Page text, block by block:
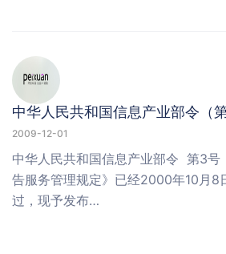
中华人民共和国信息产业部令（第
2009-12-01
中华人民共和国信息产业部令 第
告服务管理规定》已经2000年10月8
过，现予发布…